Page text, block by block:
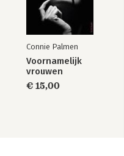
Connie Palmen
Voornamelijk
vrouwen
€ 15,00